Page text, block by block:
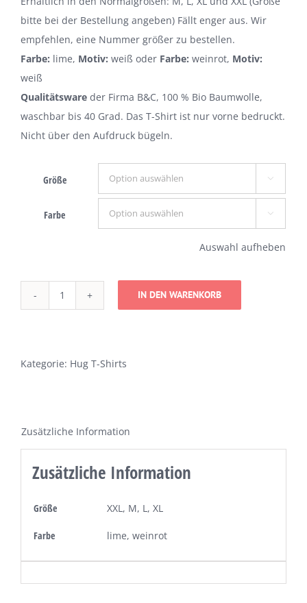
bitte bei der Bestellung angeben) Fällt enger aus. Wir
empfehlen, eine Nummer größer zu bestellen.
Farbe: lime, Motiv: weiß oder Farbe: weinrot, Motiv:
weiß
Qualitätsware der Firma B&C, 100 % Bio Baumwolle,
waschbar bis 40 Grad. Das T-Shirt ist nur vorne bedruckt.
Nicht über den Aufdruck bügeln.
Größe 
Farbe 
Auswahl aufheben
Give
Hug
aus
Baumwolle
IN DEN WARENKORB
Kategorie: Hug T-Shirts
Zusätzliche Information
Zusätzliche Information
Größe XXL, M, L, XL
Farbe lime, weinrot